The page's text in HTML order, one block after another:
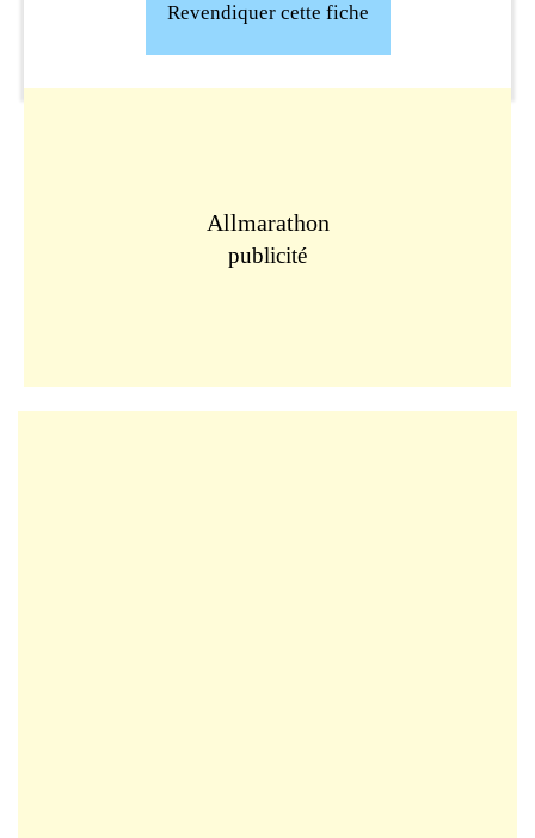
Revendiquer cette fiche
Allmarathon
publicité